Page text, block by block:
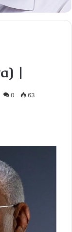
|
0 63